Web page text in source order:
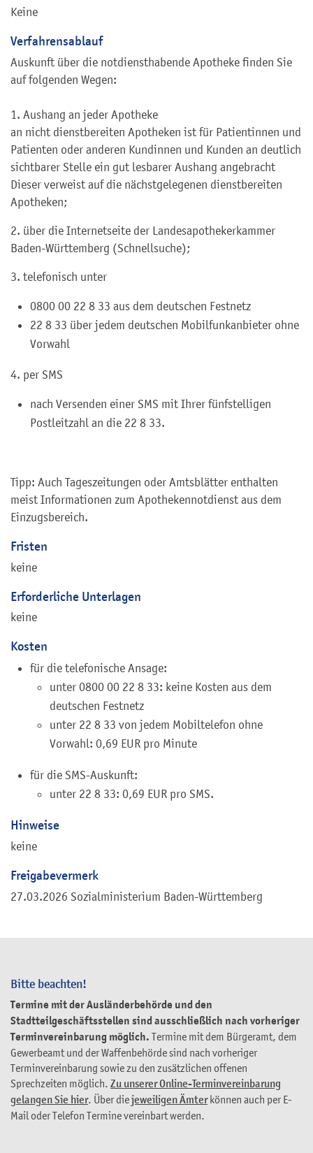
Bitte beachten!
Termine mit der Ausländerbehörde und den
Stadtteilgeschäftsstellen sind ausschließlich nach vorheriger
Terminvereinbarung möglich. Termine mit dem Bürgeramt, dem
Gewerbeamt und der Waffenbehörde sind nach vorheriger
Terminvereinbarung sowie zu den zusätzlichen offenen
Sprechzeiten möglich. Zu unserer Online-Terminvereinbarung
gelangen Sie hier. Über diejeweiligen Ämterkönnen auch per E-
Mail oder Telefon Termine vereinbart werden.
Keine
Verfahrensablauf
Auskunft über die notdiensthabende Apotheke finden Sie
auf folgenden Wegen:
1. Aushang an jeder Apotheke
an nicht dienstbereiten Apotheken ist für Patientinnen und
Patienten oder anderen Kundinnen und Kunden an deutlich
sichtbarer Stelle ein gut lesbarer Aushang angebracht
Dieser verweist auf die nächstgelegenen dienstbereiten
Apotheken;
2. über die Internetseite der Landesapothekerkammer
Baden-Württemberg (Schnellsuche);
3. telefonisch unter
0800 00 22 8 33 aus dem deutschen Festnetz
22 8 33 über jedem deutschen Mobilfunkanbieter ohne
Vorwahl
4. per SMS
nach Versenden einer SMS mit Ihrer fünfstelligen
Postleitzahl an die 22 8 33.
Tipp: Auch Tageszeitungen oder Amtsblätter enthalten
meist Informationen zum Apothekennotdienst aus dem
Einzugsbereich.
Fristen
keine
Erforderliche Unterlagen
keine
Kosten
für die telefonische Ansage:
unter 0800 00 22 8 33: keine Kosten aus dem
deutschen Festnetz
unter 22 8 33 von jedem Mobiltelefon ohne
Vorwahl: 0,69 EUR pro Minute
für die SMS-Auskunft:
unter 22 8 33: 0,69 EUR pro SMS.
Hinweise
keine
Freigabevermerk
27.03.2026 Sozialministerium Baden-Württemberg